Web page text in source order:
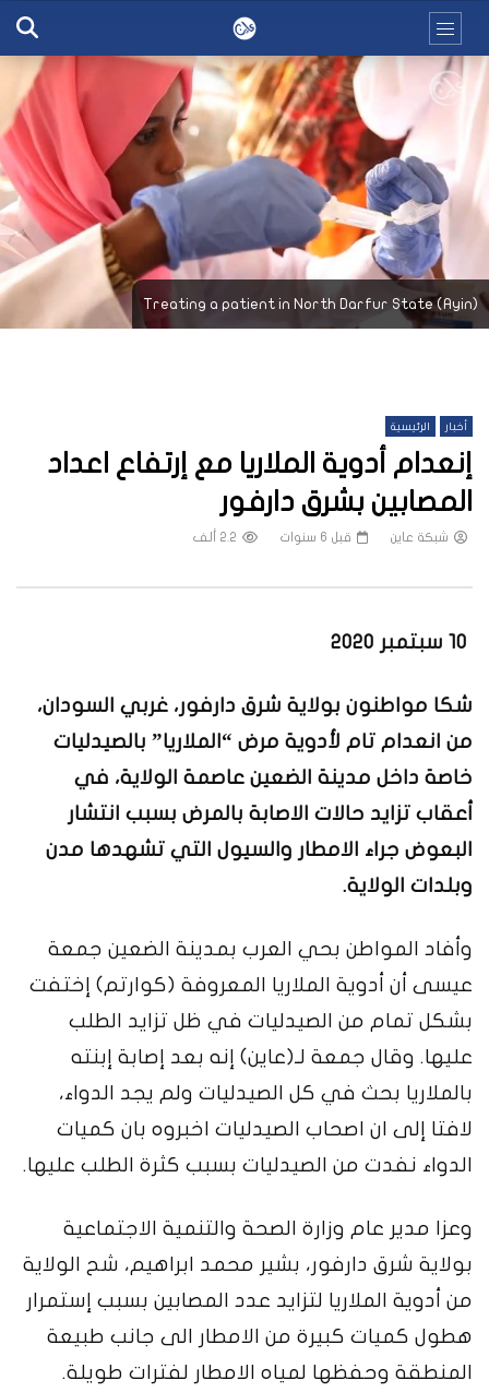
Treating a patient in North Darfur State (Ayin)
أخبار الرئيسية
إنعدام أدوية الملاريا مع إرتفاع اعداد
المصابين بشرق دارفور
شبكة عاين قبل 6 سنوات 2.2 ألف
شكا مواطنون بولاية شرق دارفور، غربي السودان،
من انعدام تام لأدوية مرض “الملاريا” بالصيدليات
خاصة داخل مدينة الضعين عاصمة الولاية، في
أعقاب تزايد حالات الاصابة بالمرض بسبب انتشار
البعوض جراء الامطار والسيول التي تشهدها مدن
وبلدات الولاية.
وأفاد المواطن بحي العرب بمدينة الضعين جمعة
عيسى أن أدوية الملاريا المعروفة (كوارتم) إختفت
بشكل تمام من الصيدليات في ظل تزايد الطلب
عليها. وقال جمعة لـ(عاين) إنه بعد إصابة إبنته
بالملاريا بحث في كل الصيدليات ولم يجد الدواء،
لافتا إلى ان اصحاب الصيدليات اخبروه بان كميات
الدواء نفدت من الصيدليات بسبب كثرة الطلب عليها.
وعزا مدير عام وزارة الصحة والتنمية الاجتماعية
بولاية شرق دارفور، بشير محمد ابراهيم، شح الولاية
من أدوية الملاريا لتزايد عدد المصابين بسبب إستمرار
هطول كميات كبيرة من الامطار الى جانب طبيعة
المنطقة وحفظها لمياه الامطار لفترات طويلة.